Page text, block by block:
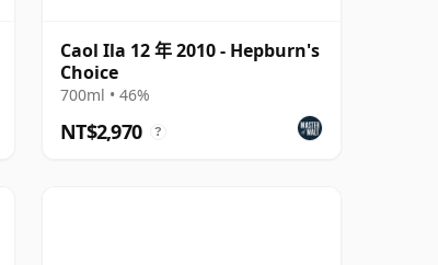
Caol Ila 12 年 2010 - Hepburn's
Choice
700ml • 46%
NT$2,970 ?